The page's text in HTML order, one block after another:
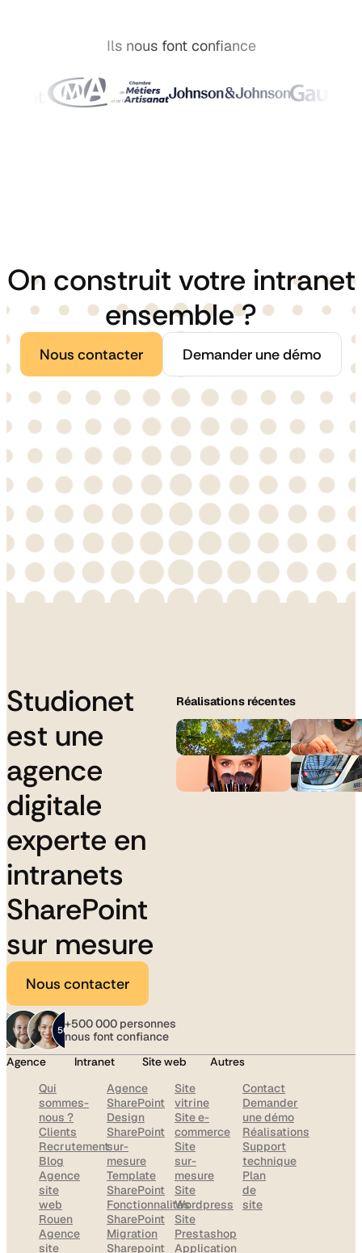
Ils nous font confiance
On construit votre intranet
ensemble ?
Nous contacter Demander une démo
Studionet
est une
agence
digitale
experte en
intranets
SharePoint
sur mesure
Nous contacter
+500 000 personnes
nous font confiance
Réalisations récentes
Agence
Qui
sommes-
nous ?
Clients
Recrutement
Blog
Agence
site
web
Rouen
Agence
site
Intranet
Agence
SharePoint
Design
SharePoint
sur-
mesure
Template
SharePoint
Fonctionnalités
SharePoint
Migration
Sharepoint
Site web
Site
vitrine
Site e-
commerce
Site
sur-
mesure
Site
Wordpress
Site
Prestashop
Application
Autres
Contact
Demander
une démo
Réalisations
Support
technique
Plan
de
site